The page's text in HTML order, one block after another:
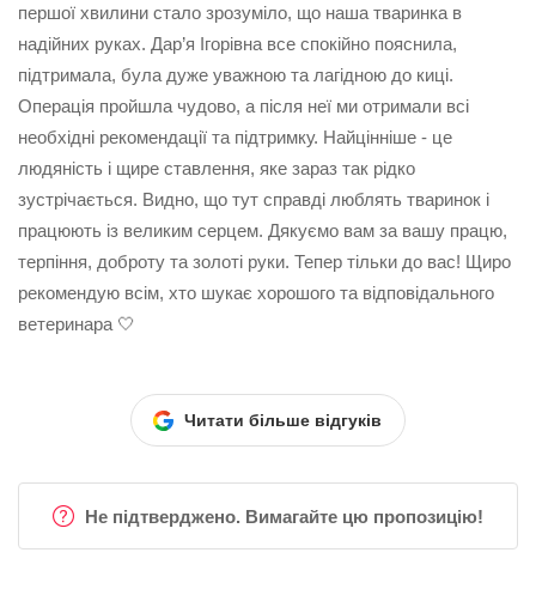
першої хвилини стало зрозуміло, що наша тваринка в
надійних руках. Дар’я Ігорівна все спокійно пояснила,
підтримала, була дуже уважною та лагідною до киці.
Операція пройшла чудово, а після неї ми отримали всі
необхідні рекомендації та підтримку. Найцінніше - це
людяність і щире ставлення, яке зараз так рідко
зустрічається. Видно, що тут справді люблять тваринок і
працюють із великим серцем. Дякуємо вам за вашу працю,
терпіння, доброту та золоті руки. Тепер тільки до вас! Щиро
рекомендую всім, хто шукає хорошого та відповідального
ветеринара 🤍
Читати більше відгуків
Не підтверджено. Вимагайте цю пропозицію!